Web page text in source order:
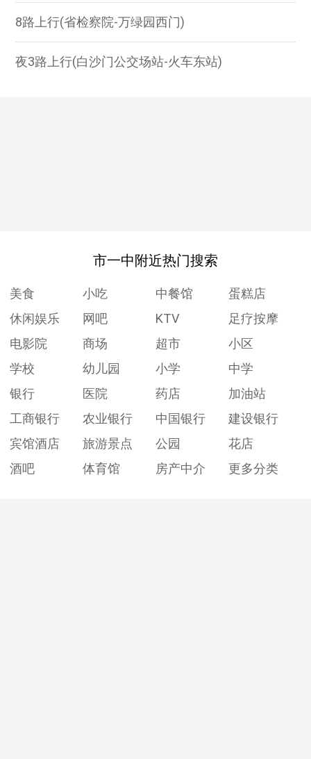
8路上行(省检察院-万绿园西门)
夜3路上行(白沙门公交场站-火车东站)
市一中附近热门搜索
美食 小吃 中餐馆
蛋糕店
休闲娱乐
网吧 KTV
足疗按摩
电影院
商场 超市
小区
学校
幼儿园 小学
中学
银行
医院 药店
加油站
工商银行
农业银行 中国银行
建设银行
宾馆酒店
旅游景点 公园
花店
酒吧
体育馆 房产中介 更多分类